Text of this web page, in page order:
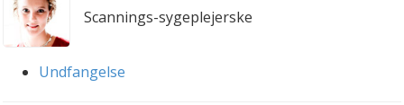
Scannings-sygeplejerske
Undfangelse